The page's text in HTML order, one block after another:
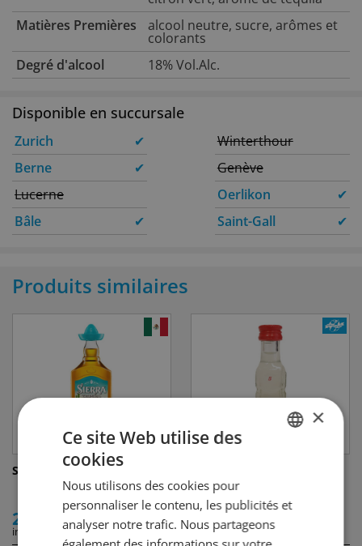
Matières Premières
alcool neutre, sucre, arômes et
colorants
Degré d'alcool
18% Vol.Alc.
Disponible en succursale
Zurich
✔
Berne
✔
Lucerne
Bâle
✔
Winterthour
Genève
Oerlikon
✔
Saint-Gall
✔
Produits similaires
SIERRA Tropical Chilli
29.00
incl. TVA
2.70
incl. TVA
×
Ce site Web utilise des
cookies
Nous utilisons des cookies pour
personnaliser le contenu, les publicités et
analyser notre trafic. Nous partageons